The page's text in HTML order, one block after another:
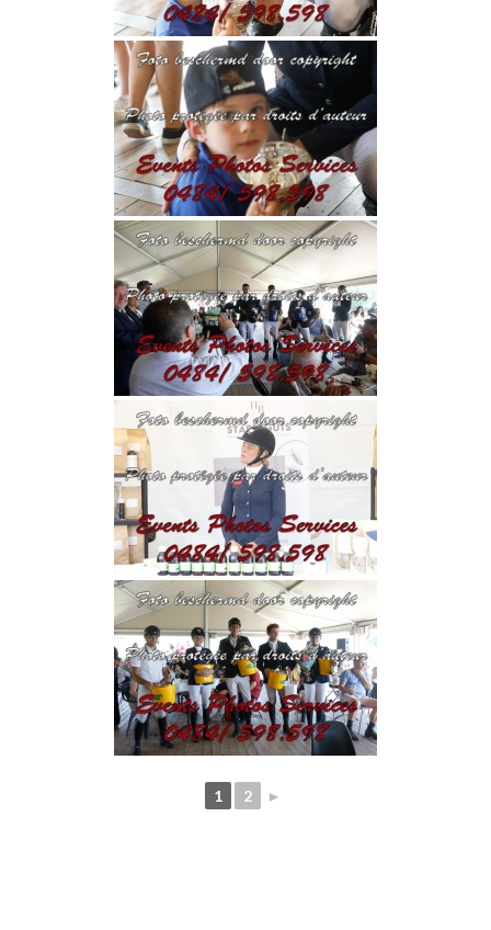
1 2 ►